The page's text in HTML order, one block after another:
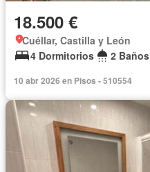
18.500 €
Cuéllar, Castilla y León
4 Dormitorios
2 Baños
10 abr 2026 en Pisos - 510554